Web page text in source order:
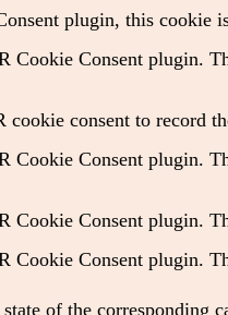
plugin, this cookie
Cookie Consent plugin.
cookie consent to record
Cookie Consent plugin.
Cookie Consent plugin.
Cookie Consent plugin.
of the